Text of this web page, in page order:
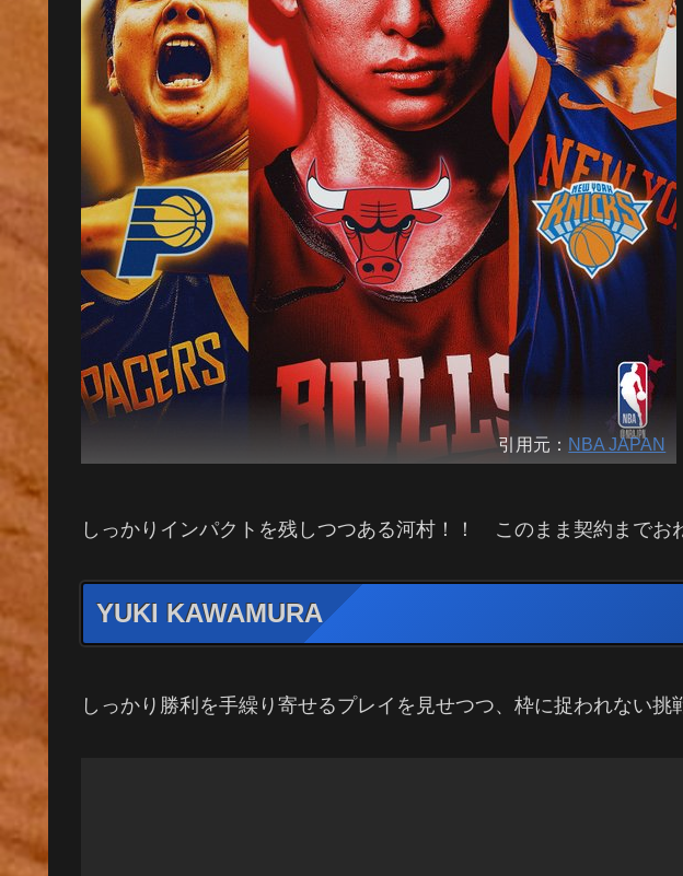
引用元： NBA JAPAN
しっかりインパクトを残しつつある河村！！ このまま契約までお
YUKI KAWAMURA
しっかり勝利を手繰り寄せるプレイを見せつつ、枠に捉われない挑